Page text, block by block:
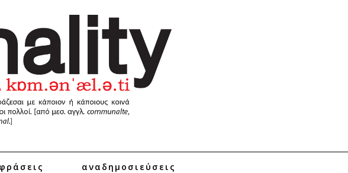
αναδημοσιεύσεις